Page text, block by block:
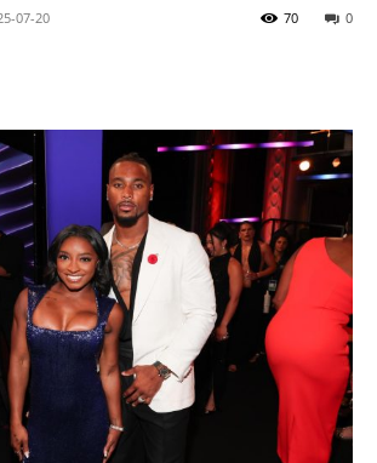
07-20 0
70